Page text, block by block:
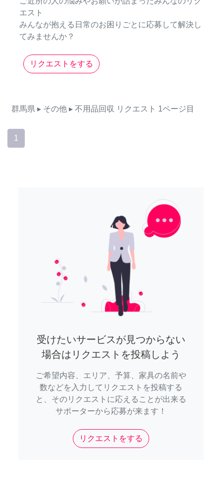
エスト
みんなが抱える日常のお困りごとに応募して解決し
てみませんか？
リクエストをする
群馬県 ▸ その他 ▸ 不用品回収 リクエスト 1ページ目
1
受けたいサービスが見つからない
場合はリクエストを投稿しよう
ご希望内容、エリア、予算、家具の名前や
数などを入力してリクエストを投稿する
と、そのリクエストに応えることが出来る
サポーターから応募が来ます！
リクエストをする